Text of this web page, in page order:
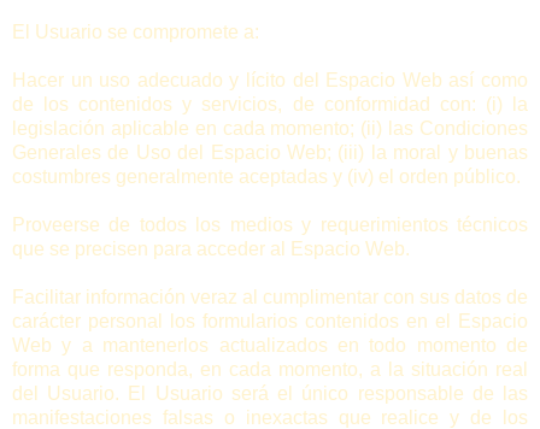
El Usuario se compromete a:
Hacer un uso adecuado y lícito del Espacio Web así como
de los contenidos y servicios, de conformidad con: (i) la
legislación aplicable en cada momento; (ii) las Condiciones
Generales de Uso del Espacio Web; (iii) la moral y buenas
costumbres generalmente aceptadas y (iv) el orden público.
Proveerse de todos los medios y requerimientos técnicos
que se precisen para acceder al Espacio Web.
Facilitar información veraz al cumplimentar con sus datos de
carácter personal los formularios contenidos en el Espacio
Web y a mantenerlos actualizados en todo momento de
forma que responda, en cada momento, a la situación real
del Usuario. El Usuario será el único responsable de las
manifestaciones falsas o inexactas que realice y de los